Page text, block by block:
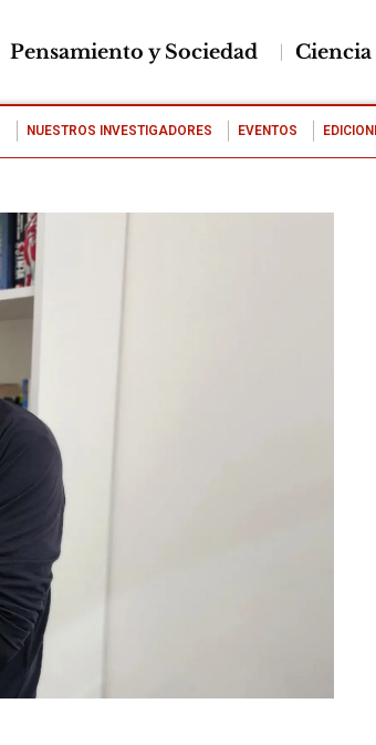
Pensamiento y Sociedad
NUESTROS INVESTIGADORES EVENTOS